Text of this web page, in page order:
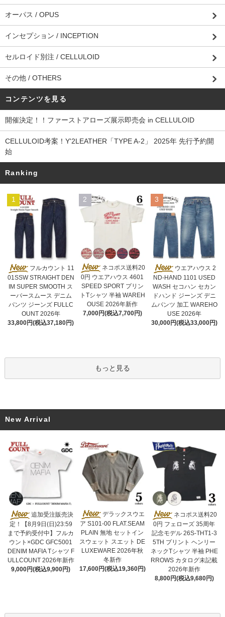
オーパス / OPUS
インセプション / INCEPTION
セルロイド別注 / CELLULOID
その他 / OTHERS
コンテンツを見る
開催決定！！ファーストアローズ展示即売会 in CELLULOID
CELLULOID考案！Y'2LEATHER「TYPE A-2」 2025年 先行予約開
始
Ranking
1
フルカウント 11
01SSW STRAIGHT DEN
IM SUPER SMOOTH ス
ーパースムース デニム
パンツ ジーンズ FULLC
OUNT 2026年
33,800円(税込37,180円)
2
ネコポス送料20
0円 ウエアハウス 4601
SPEED SPORT プリン
トTシャツ 半袖 WAREH
OUSE 2026年新作
7,000円(税込7,700円)
3
ウエアハウス 2
ND-HAND 1101 USED
WASH セコハン セカン
ドハンド ジーンズ デニ
ムパンツ 加工 WAREHO
USE 2026年
30,000円(税込33,000円)
もっと見る
New Arrival
追加受注販売決
定！【8月9日(日)23:59
まで予約受付中】フルカ
ウント×GDC GFC5001
DENIM MAFIA Tシャツ F
ULLCOUNT 2026年新作
9,000円(税込9,900円)
デラックスウエ
ア S101-00 FLAT.SEAM
PLAIN 無地 セットイン
スウェット スエット DE
LUXEWARE 2026年秋
冬新作
17,600円(税込19,360円)
ネコポス送料20
0円 フェローズ 35周年
記念モデル 26S-THT1-3
5TH プリント ヘンリー
ネックTシャツ 半袖 PHE
RROWS カタログ未記載
2026年新作
8,800円(税込9,680円)